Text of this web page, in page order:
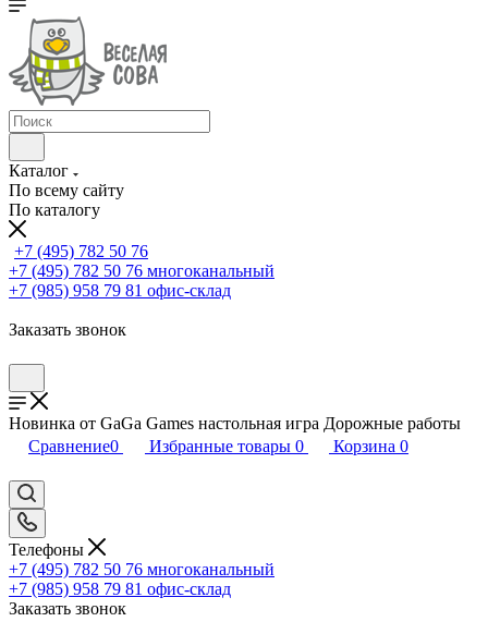
Каталог
По всему сайту
По каталогу
+7 (495) 782 50 76
+7 (495) 782 50 76 многоканальный
+7 (985) 958 79 81 офис-склад
Заказать звонок
Новинка от GaGa Games настольная игра Дорожные работы
Сравнение0 Избранные товары 0 Корзина 0
Телефоны
+7 (495) 782 50 76 многоканальный
+7 (985) 958 79 81 офис-склад
Заказать звонок